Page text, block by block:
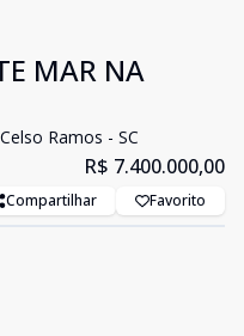
MAR NA
Ramos - SC
R$ 7.400.000,00
Compartilhar Favorito